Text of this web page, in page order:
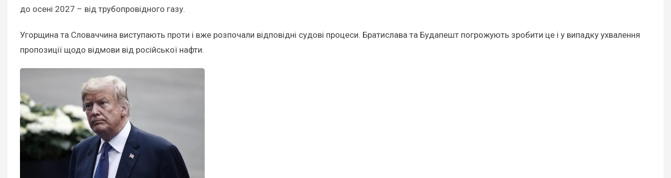
до осені 2027 – від трубопровідного газу.
Угорщина та Словаччина виступають проти і вже розпочали відповідні судові процеси. Братислава та Будапешт погрожують зробити це і у випадку ухвалення
пропозиції щодо відмови від російської нафти.